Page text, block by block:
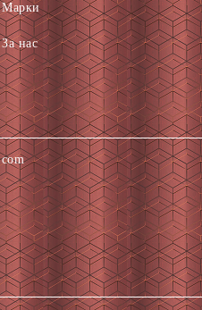
Марки
За нас